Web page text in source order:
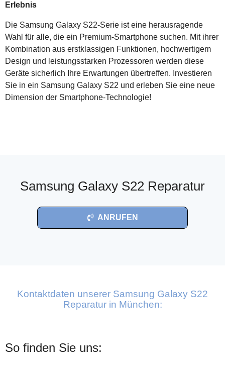
Erlebnis
Die Samsung Galaxy S22-Serie ist eine herausragende
Wahl für alle, die ein Premium-Smartphone suchen. Mit ihrer
Kombination aus erstklassigen Funktionen, hochwertigem
Design und leistungsstarken Prozessoren werden diese
Geräte sicherlich Ihre Erwartungen übertreffen. Investieren
Sie in ein Samsung Galaxy S22 und erleben Sie eine neue
Dimension der Smartphone-Technologie!
Samsung Galaxy S22 Reparatur
ANRUFEN
Kontaktdaten unserer Samsung Galaxy S22
Reparatur in München:
So finden Sie uns: